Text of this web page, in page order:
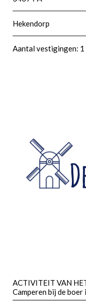
Hekendorp
Aantal vestigingen: 1
ACTIVITEIT VAN
Camperen bij de